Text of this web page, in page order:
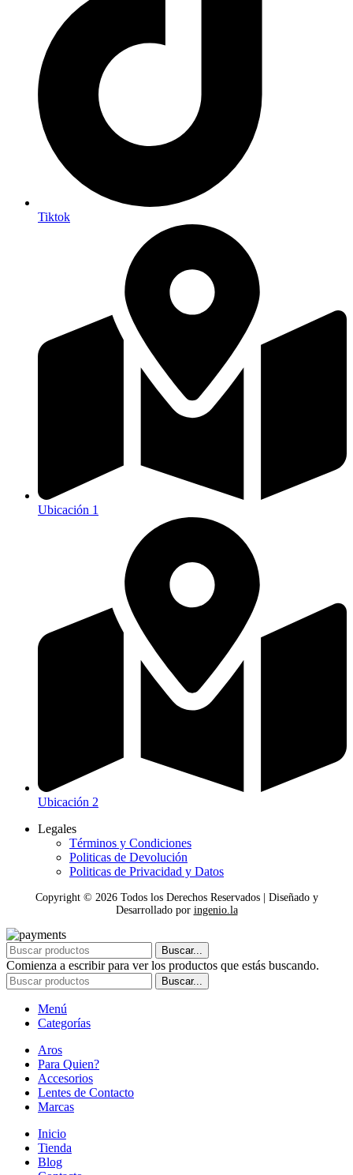
Tiktok
Ubicación 1
Ubicación 2
Legales
Términos y Condiciones
Politicas de Devolución
Politicas de Privacidad y Datos
Copyright © 2026Todos los Derechos Reservados | Diseñado y
Desarrollado por ingenio.la
Buscar...
Comienza a escribir para ver los productos que estás buscando.
Buscar...
Menú
Categorías
Aros
Para Quien?
Accesorios
Lentes de Contacto
Marcas
Inicio
Tienda
Blog